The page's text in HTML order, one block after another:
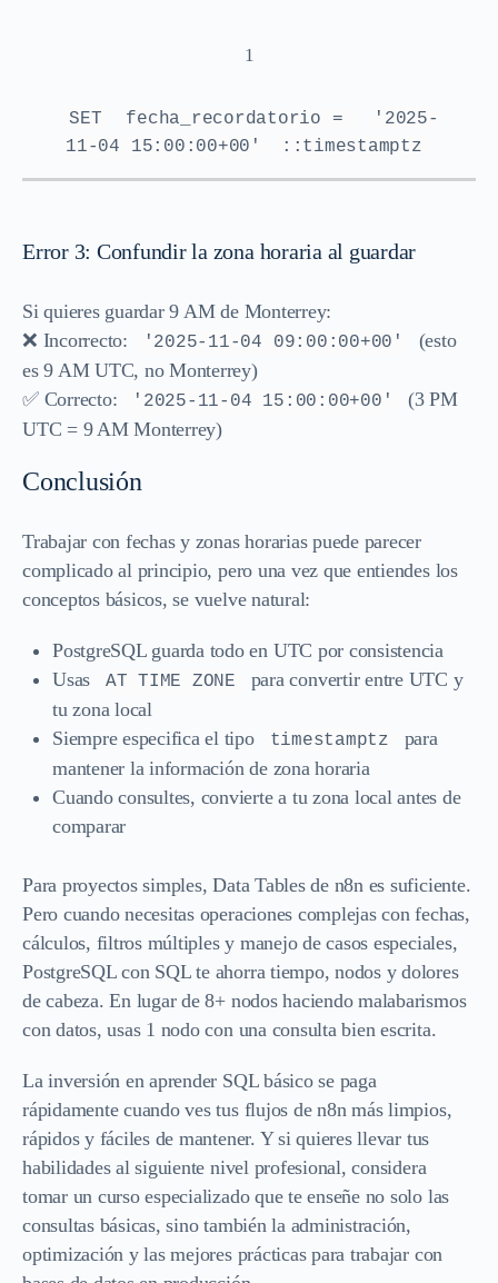
1
SET fecha_recordatorio =
'2025-
11-04 15:00:00+00'
::timestamptz
Error 3: Confundir la zona horaria al guardar
Si quieres guardar 9 AM de Monterrey:
❌ Incorrecto:
'2025-11-04 09:00:00+00'
(esto
es 9 AM UTC, no Monterrey)
✅ Correcto:
'2025-11-04 15:00:00+00'
(3 PM
UTC = 9 AM Monterrey)
Conclusión
Trabajar con fechas y zonas horarias puede parecer
complicado al principio, pero una vez que entiendes los
conceptos básicos, se vuelve natural:
PostgreSQL guarda todo en UTC por consistencia
Usas
AT TIME ZONE
para convertir entre UTC y
tu zona local
Siempre especifica el tipo
timestamptz
para
mantener la información de zona horaria
Cuando consultes, convierte a tu zona local antes de
comparar
Para proyectos simples, Data Tables de n8n es suficiente.
Pero cuando necesitas operaciones complejas con fechas,
cálculos, filtros múltiples y manejo de casos especiales,
PostgreSQL con SQL te ahorra tiempo, nodos y dolores
de cabeza. En lugar de 8+ nodos haciendo malabarismos
con datos, usas 1 nodo con una consulta bien escrita.
La inversión en aprender SQL básico se paga
rápidamente cuando ves tus flujos de n8n más limpios,
rápidos y fáciles de mantener. Y si quieres llevar tus
habilidades al siguiente nivel profesional, considera
tomar un curso especializado que te enseñe no solo las
consultas básicas, sino también la administración,
optimización y las mejores prácticas para trabajar con